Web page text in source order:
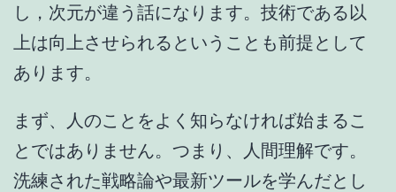
し，次元が違う話になります。技術である以
上は向上させられるということも前提として
あります。
まず、人のことをよく知らなければ始まるこ
とではありません。つまり、人間理解です。
洗練された戦略論や最新ツールを学んだとし